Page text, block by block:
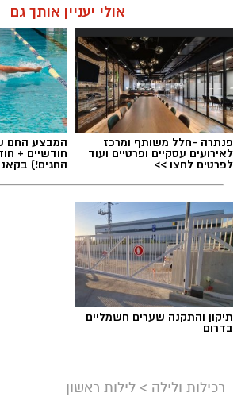
אולי יעניין אותך גם
פנתרה -חלל משותף ומרכז
לאירועים עסקיים ופרטיים ועוד
לפרטים לחצו >>
המבצע החם
חודשיים +
החגים!)
תיקון והתקנה שערים חשמליים
בדרום
רכילות ולילה > לילות ראשון